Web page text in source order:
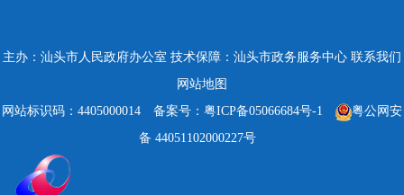
主办：汕头市人民政府办公室 技术保障：汕头市政务服务中心 联系我们
网站地图
网站标识码：4405000014
备案号：粤ICP备05066684号-1
粤公网安
备 44051102000227号